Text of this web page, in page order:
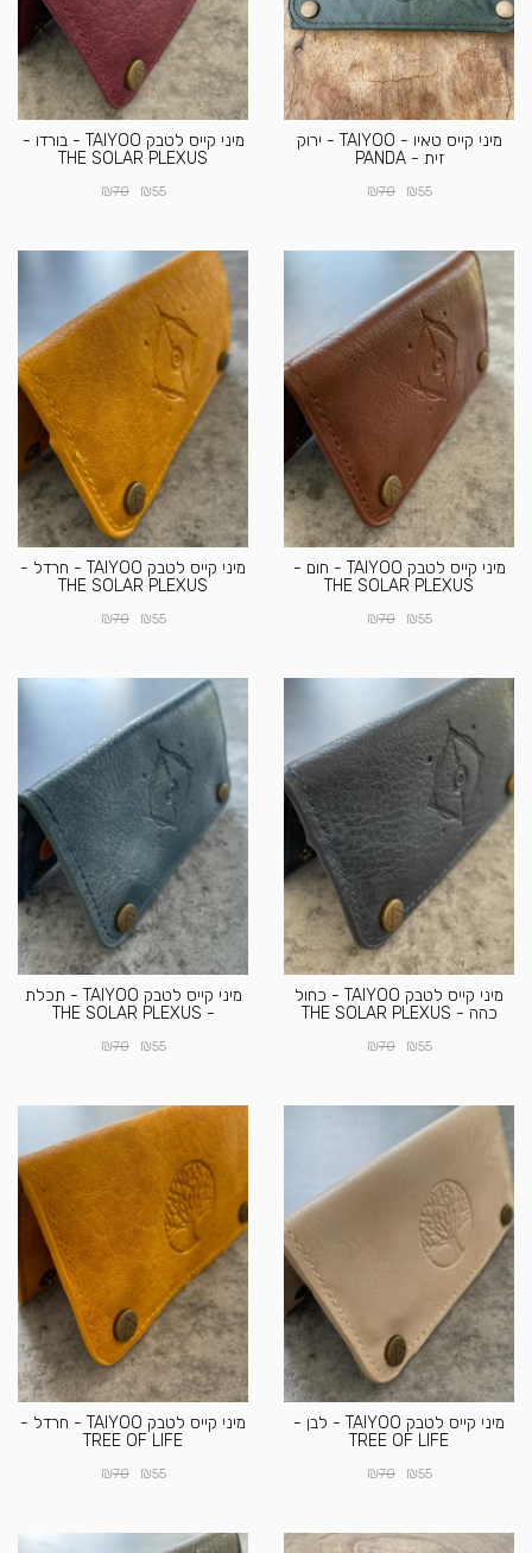
מיני קייס טאיו - TAIYOO - ירוק
זית - PANDA
₪55
₪70
מיני קייס לטבק TAIYOO - בורדו -
THE SOLAR PLEXUS
₪55
₪70
מיני קייס לטבק TAIYOO - חום -
THE SOLAR PLEXUS
₪55
₪70
מיני קייס לטבק TAIYOO - חרדל -
THE SOLAR PLEXUS
₪55
₪70
מיני קייס לטבק TAIYOO - כחול
כהה - THE SOLAR PLEXUS
₪55
₪70
מיני קייס לטבק TAIYOO - תכלת
- THE SOLAR PLEXUS
₪55
₪70
מיני קייס לטבק TAIYOO - לבן -
TREE OF LIFE
₪55
₪70
מיני קייס לטבק TAIYOO - חרדל -
TREE OF LIFE
₪55
₪70